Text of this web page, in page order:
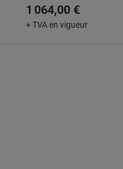
PLAQUETTES AMOVIBLES
1 064,00 €
+ TVA en vigueur